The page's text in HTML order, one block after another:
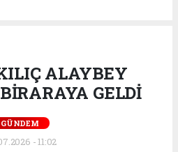
ALAYBEY
GELDİ
GÜNDEM
- 11:02